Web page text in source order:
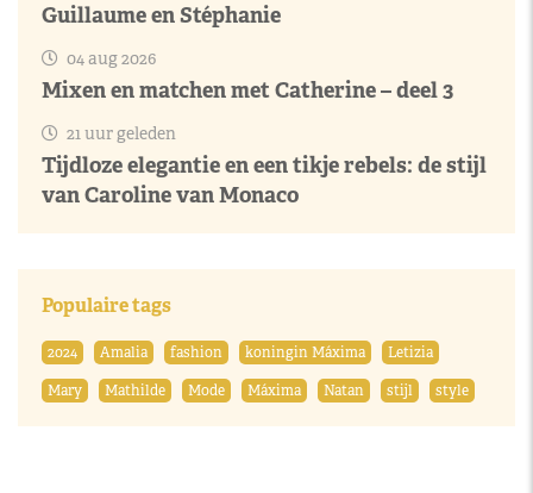
Guillaume en Stéphanie
04 aug 2026
Mixen en matchen met Catherine – deel 3
21 uur geleden
Tijdloze elegantie en een tikje rebels: de stijl
van Caroline van Monaco
Populaire tags
2024 Amalia fashion koningin Máxima
Letizia
Mary
Mathilde Mode Máxima Natan stijl style